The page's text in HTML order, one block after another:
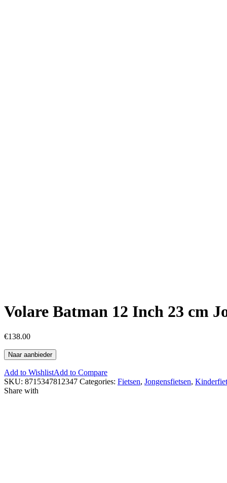
Volare Batman 12 Inch 23 cm
€138.00
Naar aanbieder
Add to WishlistAdd to Compare
SKU: 8715347812347 Categories: Fietsen, Jongensfietsen,
Share with